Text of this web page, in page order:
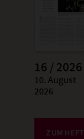
16 / 2026
:
10. August
2026
ZUM HEFT